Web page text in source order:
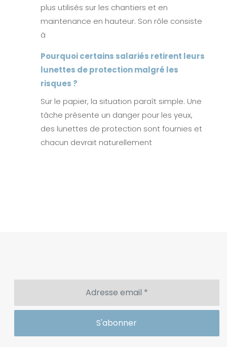
plus utilisés sur les chantiers et en
maintenance en hauteur. Son rôle consiste
à
Pourquoi certains salariés retirent leurs
lunettes de protection malgré les
risques ?
Sur le papier, la situation paraît simple. Une
tâche présente un danger pour les yeux,
des lunettes de protection sont fournies et
chacun devrait naturellement